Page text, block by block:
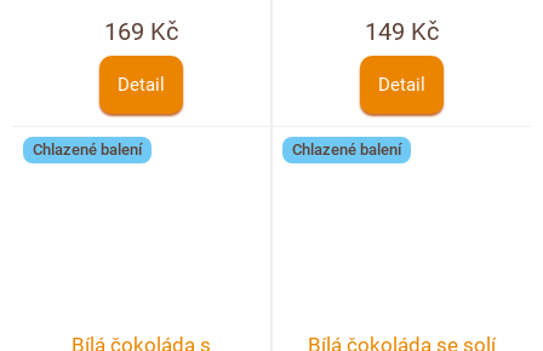
lyofilizovanými jahodami
169 Kč
Detail
149 Kč
Detail
Chlazené balení
Bílá čokoláda s
Chlazené balení
Bílá čokoláda se solí